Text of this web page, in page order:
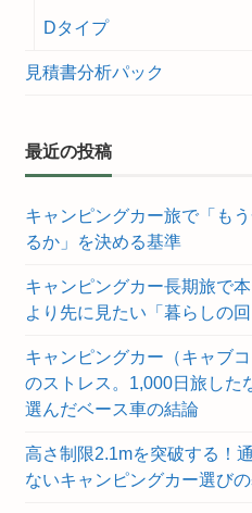
Dタイプ
見積書分析パック
最近の投稿
キャンピングカー旅で「も
るか」を決める基準
キャンピングカー長期旅で
より先に見たい「暮らしの回
キャンピングカー（キャブ
のストレス。1,000日旅した
選んだベース車の結論
高さ制限2.1mを突破する！
ないキャンピングカー選び